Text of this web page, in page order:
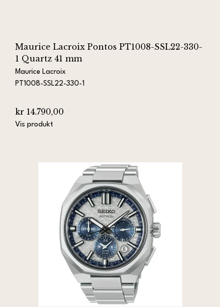
Maurice Lacroix Pontos PT1008-SSL22-330-
1 Quartz 41 mm
Maurice Lacroix
PT1008-SSL22-330-1
kr 14.790,00
Vis produkt